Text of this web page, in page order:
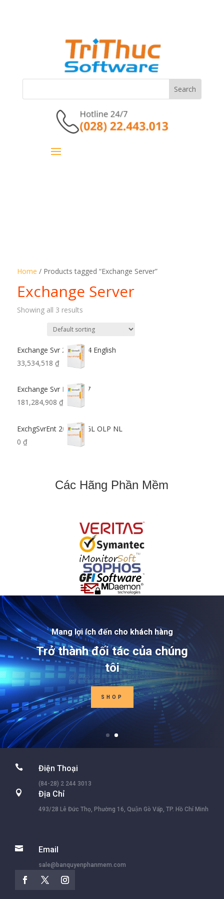
Home / Products tagged “Exchange Server”
Exchange Server
Showing all 3 results
Exchange Svr 2007 x64 English
33,534,518 ₫
Exchange Svr Ent 2007
181,284,908 ₫
ExchgSvrEnt 2019 SNGL OLP NL
0 ₫
Các Hãng Phần Mềm
Mang lợi ích đến cho khách hàng
Trở thành đối tác của chúng
tôi
SHOP
 Điện Thoại
(84-28) 2 244 3013
 Địa Chỉ
493/28 Lê Đức Thọ, Phường 16, Quận Gò Vấp, TP. Hồ Chí Minh
 Email
sale@banquyenphanmem.com